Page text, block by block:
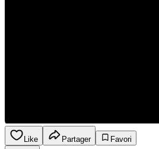
Like Partager
Favori